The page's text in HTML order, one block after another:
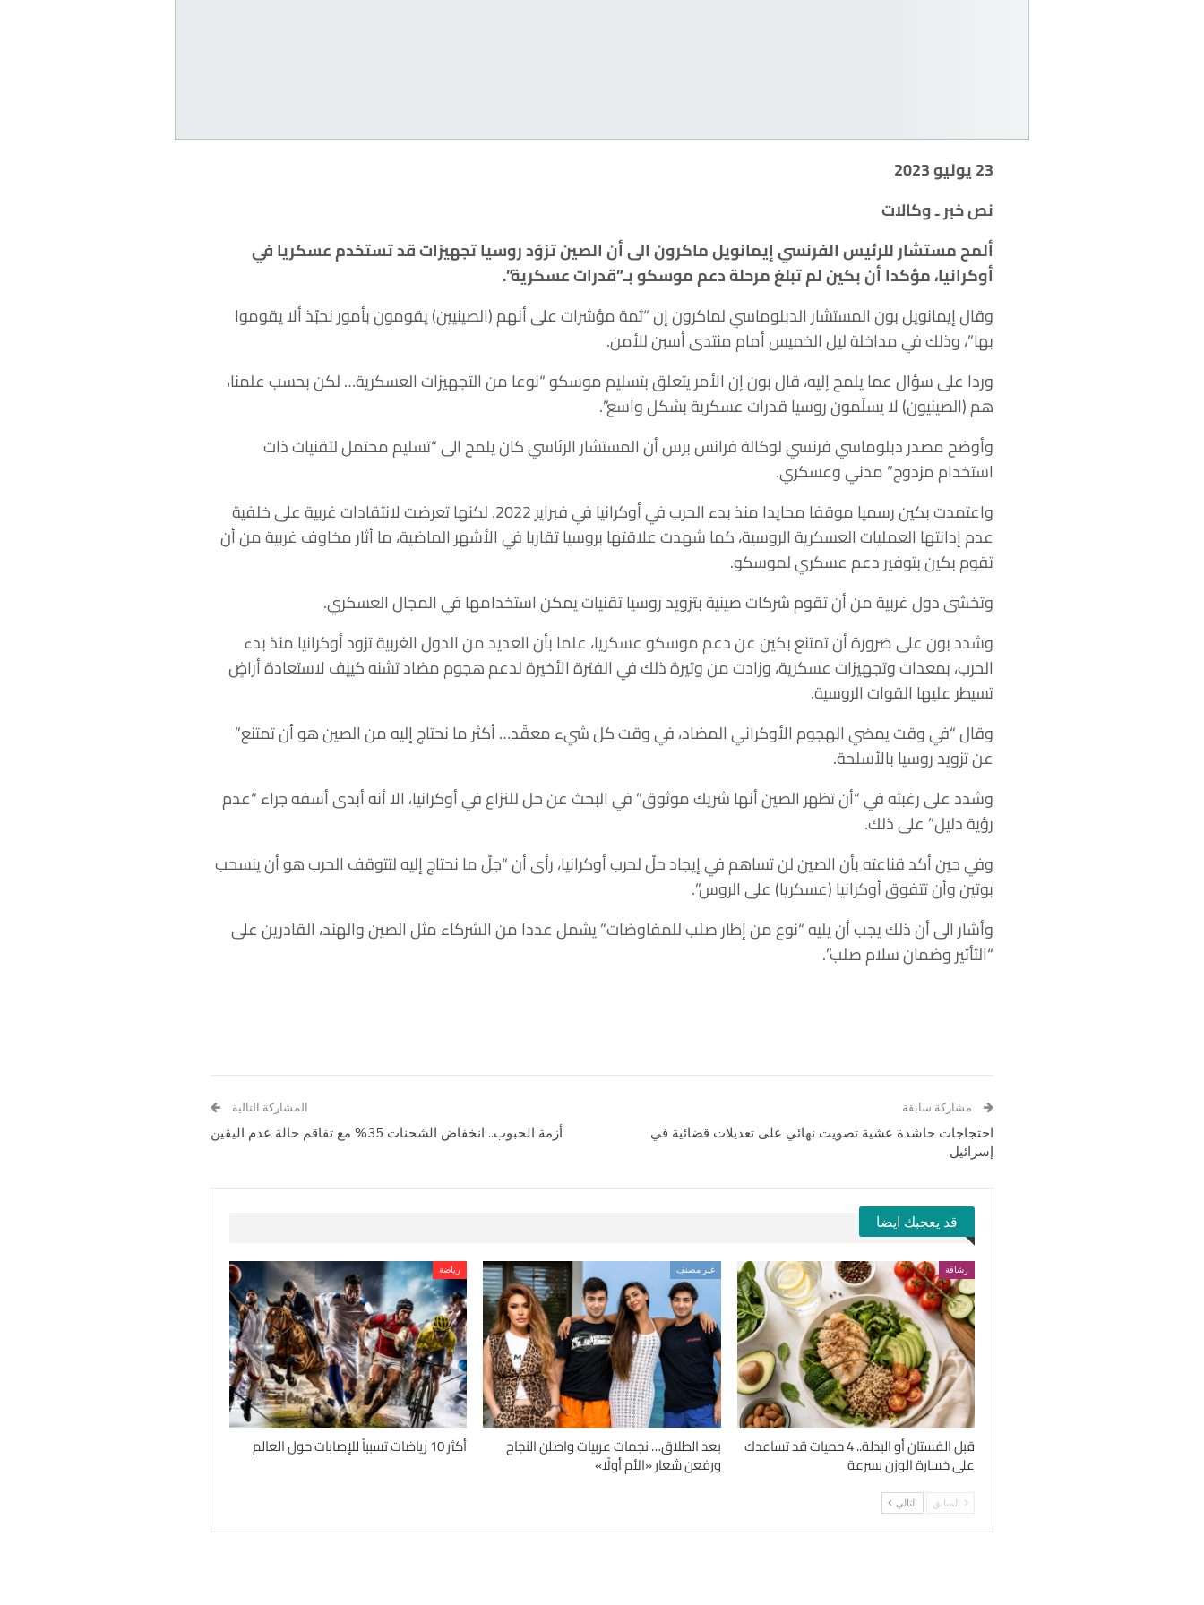
23يوليو 2023
نص خبر ـ وكالات
ألمح مستشار للرئيس الفرنسي إيمانويل ماكرون الى أن الصين تزوّد روسيا تجهيزات قد تستخدم عسكريا في
أوكرانيا، مؤكدا أن بكين لم تبلغ مرحلة دعم موسكو بـ”قدرات عسكرية”.
وقال إيمانويل بون المستشار الدبلوماسي لماكرون إن “ثمة مؤشرات على أنهم (الصينيين) يقومون بأمور نحبّذ ألا يقوموا
بها”، وذلك في مداخلة ليل الخميس أمام منتدى أسبن للأمن.
وردا على سؤال عما يلمح إليه، قال بون إن الأمر يتعلق بتسليم موسكو “نوعا من التجهيزات العسكرية… لكن بحسب علمنا،
هم (الصينيون) لا يسلّمون روسيا قدرات عسكرية بشكل واسع”.
وأوضح مصدر دبلوماسي فرنسي لوكالة فرانس برس أن المستشار الرئاسي كان يلمح الى “تسليم محتمل لتقنيات ذات
استخدام مزدوج” مدني وعسكري.
واعتمدت بكين رسميا موقفا محايدا منذ بدء الحرب في أوكرانيا في فبراير 2022. لكنها تعرضت لانتقادات غربية على خلفية
عدم إدانتها العمليات العسكرية الروسية، كما شهدت علاقتها بروسيا تقاربا في الأشهر الماضية، ما أثار مخاوف غربية من أن
تقوم بكين بتوفير دعم عسكري لموسكو.
وتخشى دول غربية من أن تقوم شركات صينية بتزويد روسيا تقنيات يمكن استخدامها في المجال العسكري.
وشدد بون على ضرورة أن تمتنع بكين عن دعم موسكو عسكريا، علما بأن العديد من الدول الغربية تزود أوكرانيا منذ بدء
الحرب، بمعدات وتجهيزات عسكرية، وزادت من وتيرة ذلك في الفترة الأخيرة لدعم هجوم مضاد تشنه كييف لاستعادة أراضٍ
تسيطر عليها القوات الروسية.
وقال “في وقت يمضي الهجوم الأوكراني المضاد، في وقت كل شيء معقّد… أكثر ما نحتاج إليه من الصين هو أن تمتنع”
عن تزويد روسيا بالأسلحة.
وشدد على رغبته في “أن تظهر الصين أنها شريك موثوق” في البحث عن حل للنزاع في أوكرانيا، الا أنه أبدى أسفه جراء “عدم
رؤية دليل” على ذلك.
وفي حين أكد قناعته بأن الصين لن تساهم في إيجاد حلّ لحرب أوكرانيا، رأى أن “جلّ ما نحتاج إليه لتتوقف الحرب هو أن ينسحب
بوتين وأن تتفوق أوكرانيا (عسكريا) على الروس”.
وأشار الى أن ذلك يجب أن يليه “نوع من إطار صلب للمفاوضات” يشمل عددا من الشركاء مثل الصين والهند، القادرين على
“التأثير وضمان سلام صلب”.
مشاركة سابقة
احتجاجات حاشدة عشية تصويت نهائي على تعديلات قضائية في
إسرائيل
المشاركة التالية
أزمة الحبوب.. انخفاض الشحنات 35% مع تفاقم حالة عدم اليقين
قد يعجبك ايضا
رشاقة
قبل الفستان أو البدلة.. 4 حميات قد تساعدك
على خسارة الوزن بسرعة
غير مصنف
بعد الطلاق… نجمات عربيات واصلن النجاح
ورفعن شعار «الأم أولًا»
رياضة
أكثر 10 رياضات تسبباً للإصابات حول العالم
السابق التالي